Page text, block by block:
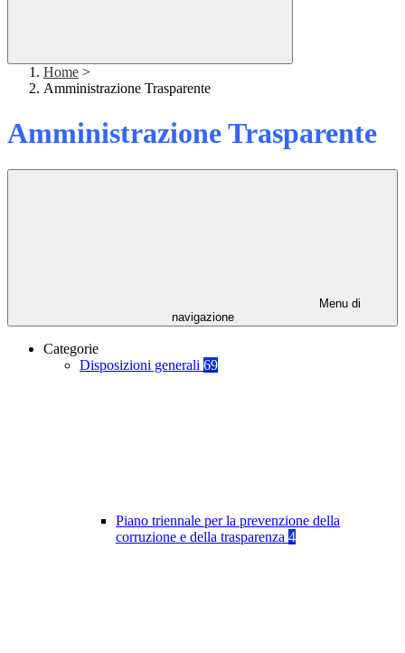
Home >
Amministrazione Trasparente
Amministrazione Trasparente
Menu di
navigazione
Categorie
Disposizioni generali 69
Piano triennale per la prevenzione della
corruzione e della trasparenza 4